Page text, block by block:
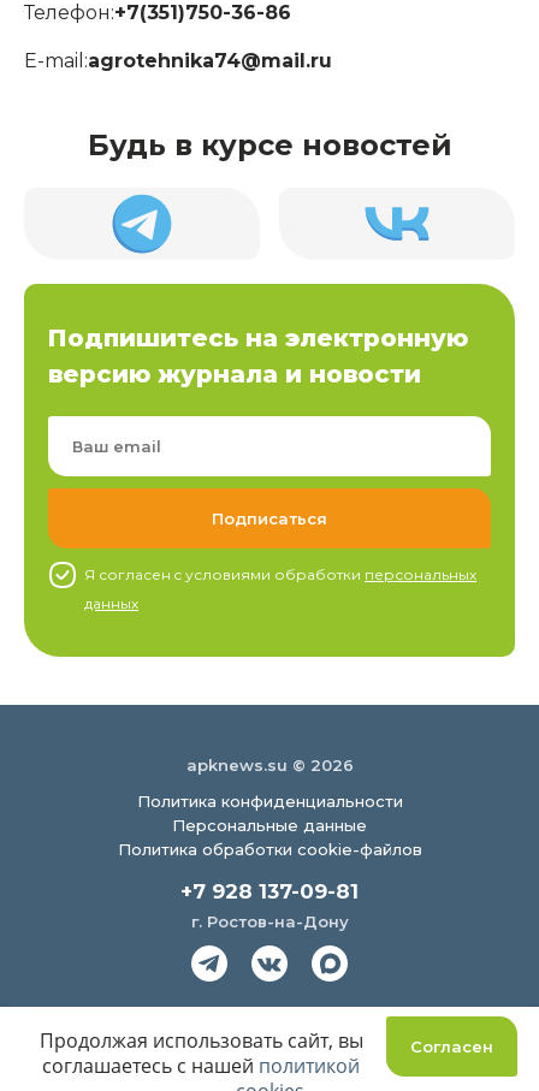
Телефон:+7(351)750-36-86
E-mail:agrotehnika74@mail.ru
Будь в курсе новостей
Подпишитесь на электронную
версию журнала и новости
Я согласен c условиями обработки персональных
данных
apknews.su © 2026
Политика конфиденциальности
Персональные данные
Политика обработки cookie-файлов
+7 928 137-09-81
г. Ростов-на-Дону
Согласен
Продолжая использовать сайт, вы
соглашаетесь с нашей политикой